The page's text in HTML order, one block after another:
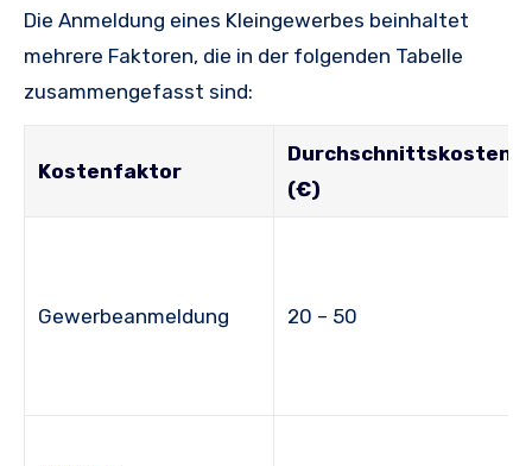
Die Anmeldung eines Kleingewerbes beinhaltet
mehrere Faktoren, die in der folgenden Tabelle
zusammengefasst sind:
Kostenfaktor
Durchschnittskosten
(€)
Gewerbeanmeldung 20 – 50